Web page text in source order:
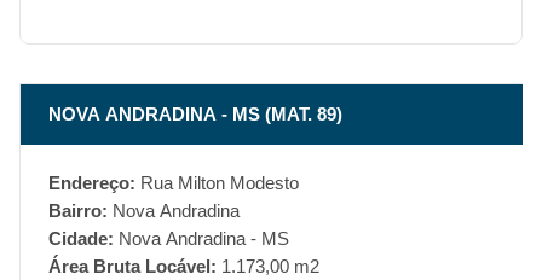
NOVA ANDRADINA - MS (MAT. 89)
Endereço: Rua Milton Modesto
Bairro: Nova Andradina
Cidade: Nova Andradina - MS
Área Bruta Locável: 1.173,00 m2